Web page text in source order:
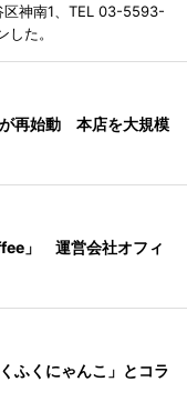
区神南1、TEL 03-5593-
た。
再始動 本店を大規模
」 運営会社オフィ
ふくにゃんこ」とコラ